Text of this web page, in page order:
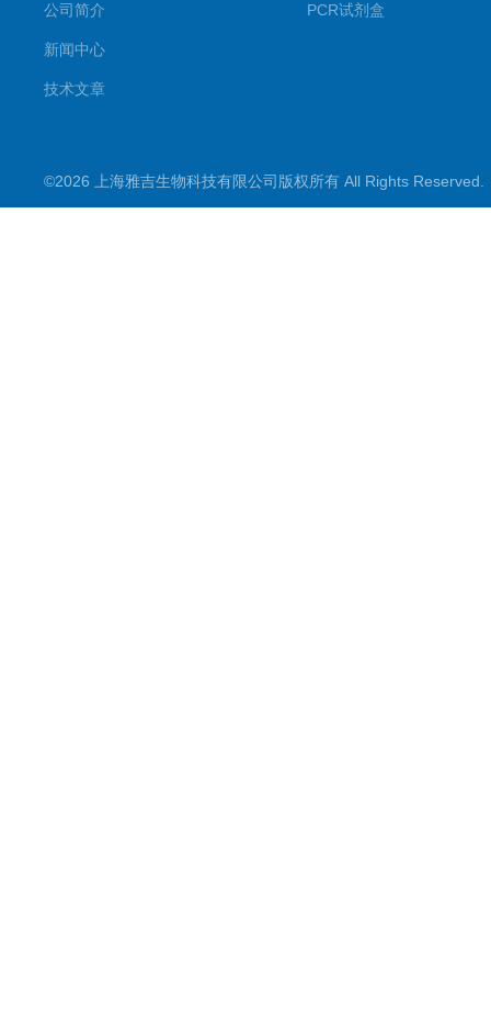
公司简介
新闻中心
技术文章
PCR试剂盒
©2026 上海雅吉生物科技有限公司版权所有 All Rights